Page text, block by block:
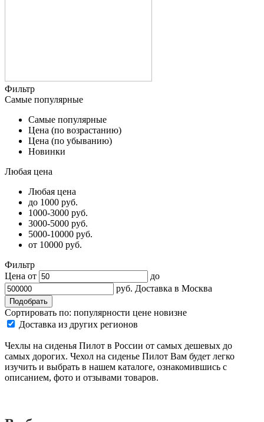
Фильтр
Самые популярные
Самые популярные
Цена (по возрастанию)
Цена (по убыванию)
Новинки
Любая цена
Любая цена
до 1000 руб.
1000-3000 руб.
3000-5000 руб.
5000-10000 руб.
от 10000 руб.
Фильтр
Цена от
до
руб. Доставка в Москва
Сортировать по: популярности цене новизне
Доставка из других регионов
Чехлы на сиденья Пилот в России от самых дешевых до
самых дорогих. Чехол на сиденье Пилот Вам будет легко
изучить и выбрать в нашем каталоге, ознакомившись с
описанием, фото и отзывами товаров.